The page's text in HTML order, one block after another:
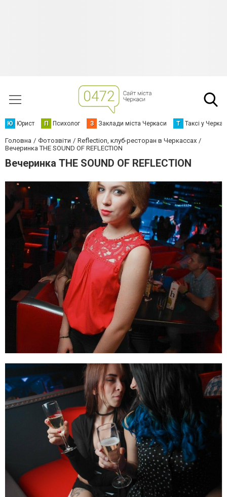
Ю Юрист П Психолог З Заклади міста Черкаси Т Таксі у
Головна Фотозвіти
Reflection, клуб-ресторан в Черкассах
Вечеринка THE SOUND OF REFLECTION
Вечеринка THE SOUND OF REFLECTION